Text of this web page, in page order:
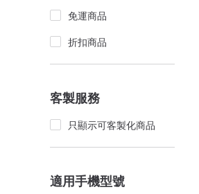
免運商品
折扣商品
客製服務
只顯示可客製化商品
適用手機型號